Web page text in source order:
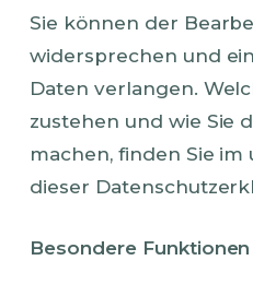
Sie können der
widersprechen und
Daten verlangen.
zustehen und wie Sie
machen, finden Sie
dieser
Besondere